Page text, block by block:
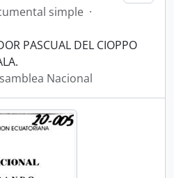
simple ·
PASCUAL DEL CIOPPO
Nacional